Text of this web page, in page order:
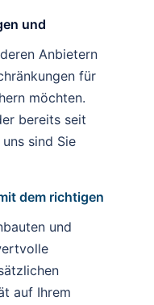
und
Anbietern
für
möchten.
bereits seit
sind Sie
dem richtigen
und
auf Ihrem